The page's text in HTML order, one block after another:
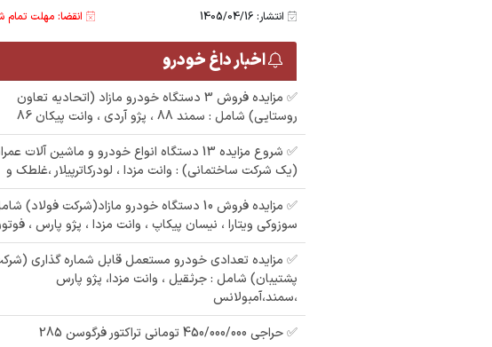
انتشار: 1405/04/16 انقضا: مهلت تمام
اخبار داغ خودرو
✅ مزایده فروش 3 دستگاه خودرو مازاد (اتحادیه تعاون
روستایی) شامل : سمند 88 ، پژو آردی ، وانت پیکان 86
✅ شروع مزایده 13 دستگاه انواع خودرو و ماشین آلات
(یک شرکت ساختمانی) : وانت مزدا ، لودرکاترپیلار ،غلطک و
✅ مزایده فروش 10 دستگاه خودرو مازاد(شرکت فولاد)
سوزوکی ویتارا ، نیسان پیکاپ ، وانت مزدا ، پژو پارس ،
✅ مزایده تعدادی خودرو مستعمل قابل شماره گذاری
پشتیبان) شامل : جرثقیل ، وانت مزدا، پژو پارس
،سمند،آمبولانس
✅ حراجی 450/000/000 تومانی تراکتور فرگوسن 285
مزایده پارس رنگ :
شهر استارا
مزایده پراید رنگ : نقره
ای مدل : 88